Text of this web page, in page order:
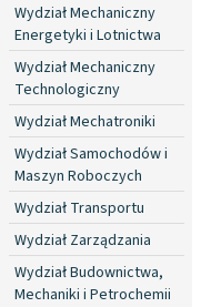
Wydział Mechaniczny
Energetyki i Lotnictwa
Wydział Mechaniczny
Technologiczny
Wydział Mechatroniki
Wydział Samochodów i
Maszyn Roboczych
Wydział Transportu
Wydział Zarządzania
Wydział Budownictwa,
Mechaniki i Petrochemii